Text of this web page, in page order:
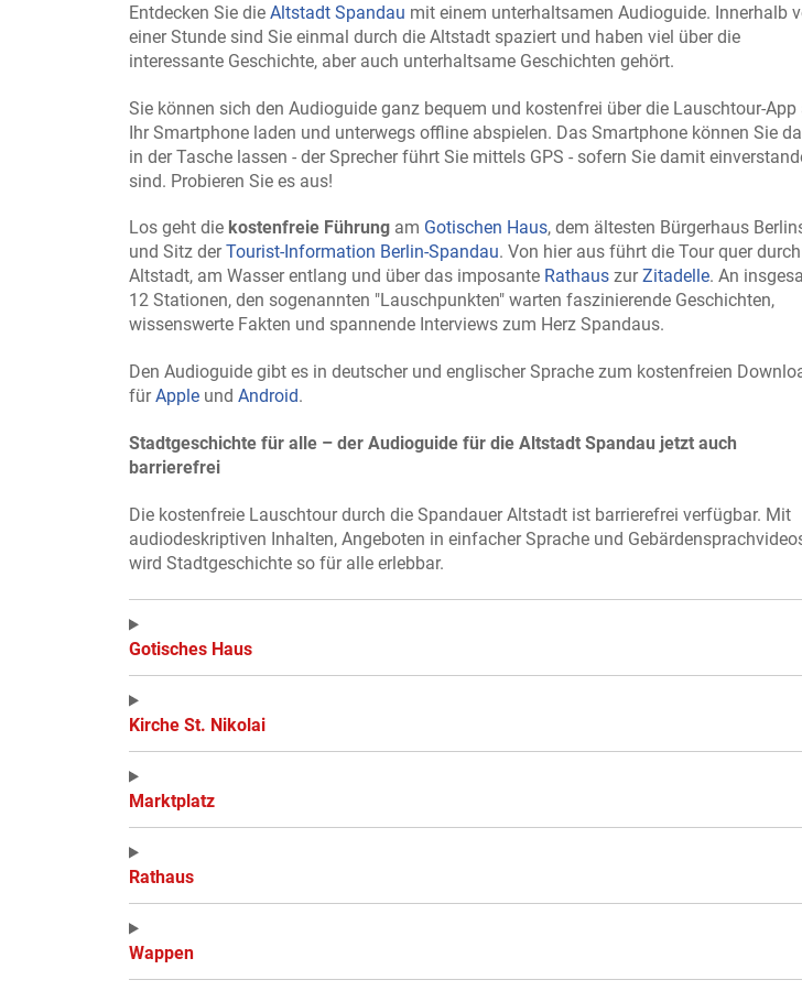
Entdecken Sie die Altstadt Spandau mit einem unterhaltsamen Audioguide. Innerhalb
einer Stunde sind Sie einmal durch die Altstadt spaziert und haben viel über die
interessante Geschichte, aber auch unterhaltsame Geschichten gehört.
Sie können sich den Audioguide ganz bequem und kostenfrei über die Lauschtour-
Ihr Smartphone laden und unterwegs offline abspielen. Das Smartphone können Sie
in der Tasche lassen - der Sprecher führt Sie mittels GPS - sofern Sie damit
sind. Probieren Sie es aus!
Los geht die kostenfreie Führung am Gotischen Haus, dem ältesten Bürgerhaus
und Sitz derTourist-Information Berlin-Spandau. Von hier aus führt die Tour quer
Altstadt, am Wasser entlang und über das imposante Rathaus zurZitadelle. An
12 Stationen, den sogenannten "Lauschpunkten" warten faszinierende Geschichten,
wissenswerte Fakten und spannende Interviews zum Herz Spandaus.
Den Audioguide gibt es in deutscher und englischer Sprache zum kostenfreien
fürApple und Android.
Stadtgeschichte für alle – der Audioguide für die Altstadt Spandau jetzt auch
barrierefrei
Die kostenfreie Lauschtour durch die Spandauer Altstadt ist barrierefrei verfügbar. Mit
audiodeskriptiven Inhalten, Angeboten in einfacher Sprache und
wird Stadtgeschichte so für alle erlebbar.
Gotisches Haus
Kirche St. Nikolai
Marktplatz
Rathaus
Wappen